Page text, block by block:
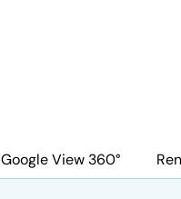
Google View 360°